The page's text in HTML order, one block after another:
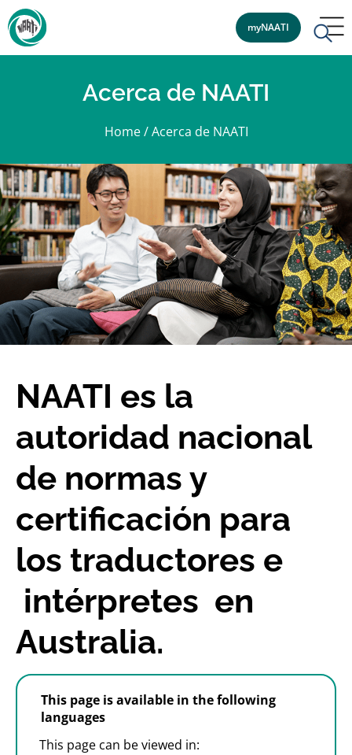
myNAATI
Acerca de NAATI
Home/Acerca de NAATI
NAATI es la
autoridad nacional
de normas y
certificación para
los traductores e
intérpretes en
Australia.
This page is available in the following
languages
This page can be viewed in: